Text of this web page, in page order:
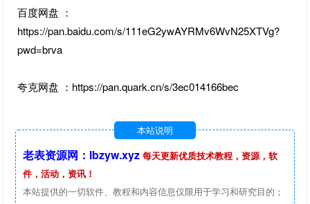
百度网盘 ：
https://pan.baidu.com/s/111eG2ywAYRMv6WvN25XTVg?
pwd=brva
夸克网盘 ：https://pan.quark.cn/s/3ec014166bec
本站说明
老表资源网：lbzyw.xyz 每天更新优质技术教程，资源，软
件，活动，资讯！
本站提供的一切软件、教程和内容信息仅限用于学习和研究目的；